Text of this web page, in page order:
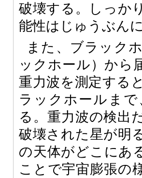
破壊する。しっか
能性はじゅうぶん
また、ブラック
ックホール）から
重力波を測定する
ラックホールま
る。重力波の検出
破壊された星が明
の天体がどこにあ
ことで宇宙膨張の